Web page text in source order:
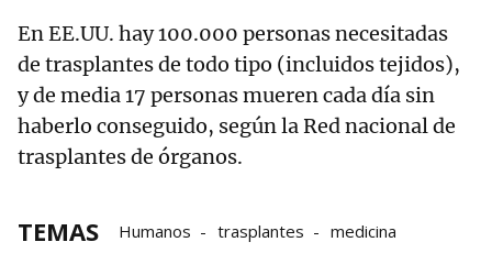
En EE.UU. hay 100.000 personas necesitadas
de trasplantes de todo tipo (incluidos tejidos),
y de media 17 personas mueren cada día sin
haberlo conseguido, según la Red nacional de
trasplantes de órganos.
TEMAS Humanos trasplantes medicina